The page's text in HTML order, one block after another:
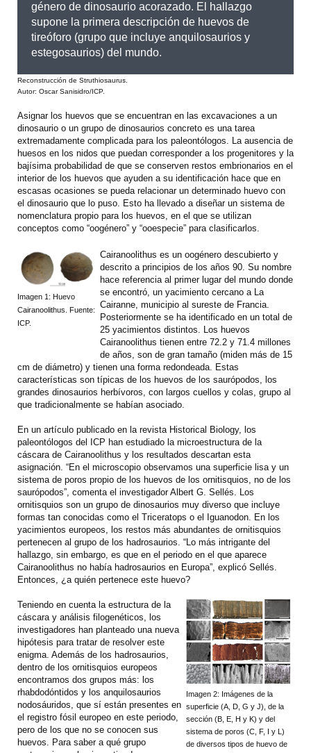
género de dinosaurio acorazado. El hallazgo
supone la primera descripción de huevos de
tireóforo (grupo que incluye anquilosaurios y
estegosaurios) del mundo.
Reconstrucción de Struthiosaurus.
Autor: Oscar Sanisidro/ICP.
Asignar los huevos que se encuentran en las excavaciones a un
dinosaurio o un grupo de dinosaurios concreto es una tarea
extremadamente complicada para los paleontólogos. La ausencia de
huesos en los nidos que puedan corresponder a los progenitores y la
bajísima probabilidad de que se conserven restos embrionarios en el
interior de los huevos que ayuden a su identificación hace que en
escasas ocasiones se pueda relacionar un determinado huevo con
el dinosaurio que lo puso. Esto ha llevado a diseñar un sistema de
nomenclatura propio para los huevos, en el que se utilizan
conceptos como “oogénero” y “ooespecie” para clasificarlos.
Imagen 1: Huevo
Cairanoolithus. Fuente:
ICP.
Cairanoolithus es un oogénero descubierto y
descrito a principios de los años 90. Su nombre
hace referencia al primer lugar del mundo donde
se encontró, un yacimiento cercano a La
Cairanne, municipio al sureste de Francia.
Posteriormente se ha identificado en un total de
25 yacimientos distintos. Los huevos
Cairanoolithus tienen entre 72.2 y 71.4 millones
de años, son de gran tamaño (miden más de 15
cm de diámetro) y tienen una forma redondeada. Estas
características son típicas de los huevos de los saurópodos, los
grandes dinosaurios herbívoros, con largos cuellos y colas, grupo al
que tradicionalmente se habían asociado.
En un artículo publicado en la revista Historical Biology, los
paleontólogos del ICP han estudiado la microestructura de la
cáscara de Cairanoolithus y los resultados descartan esta
asignación. “En el microscopio observamos una superficie lisa y un
sistema de poros propio de los huevos de los ornitisquios, no de los
saurópodos”, comenta el investigador Albert G. Sellés. Los
ornitisquios son un grupo de dinosaurios muy diverso que incluye
formas tan conocidas como el Triceratops o el Iguanodon. En los
yacimientos europeos, los restos más abundantes de ornitisquios
pertenecen al grupo de los hadrosaurios. “Lo más intrigante del
hallazgo, sin embargo, es que en el periodo en el que aparece
Cairanoolithus no había hadrosaurios en Europa”, explicó Sellés.
Entonces, ¿a quién pertenece este huevo?
Imagen 2: Imágenes de la
superficie (A, D, G y J), de la
sección (B, E, H y K) y del
sistema de poros (C, F, I y L)
de diversos tipos de huevo de
Teniendo en cuenta la estructura de la
cáscara y análisis filogenéticos, los
investigadores han planteado una nueva
hipótesis para tratar de resolver este
enigma. Además de los hadrosaurios,
dentro de los ornitisquios europeos
encontramos dos grupos más: los
rhabdodóntidos y los anquilosaurios
nodosáuridos, que sí están presentes en
el registro fósil europeo en este periodo,
pero de los que no se conocen sus
huevos. Para saber a qué grupo